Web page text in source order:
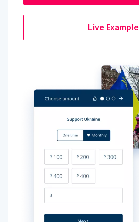
Live Example